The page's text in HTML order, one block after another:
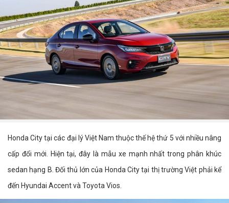
Honda City tại các đại lý Việt Nam thuộc thế hệ thứ 5 với nhiều nâng
cấp đổi mới. Hiện tại, đây là mẫu xe mạnh nhất trong phân khúc
sedan hạng B. Đối thủ lớn của Honda City tại thị trường Việt phải kể
đến Hyundai Accent và Toyota Vios.